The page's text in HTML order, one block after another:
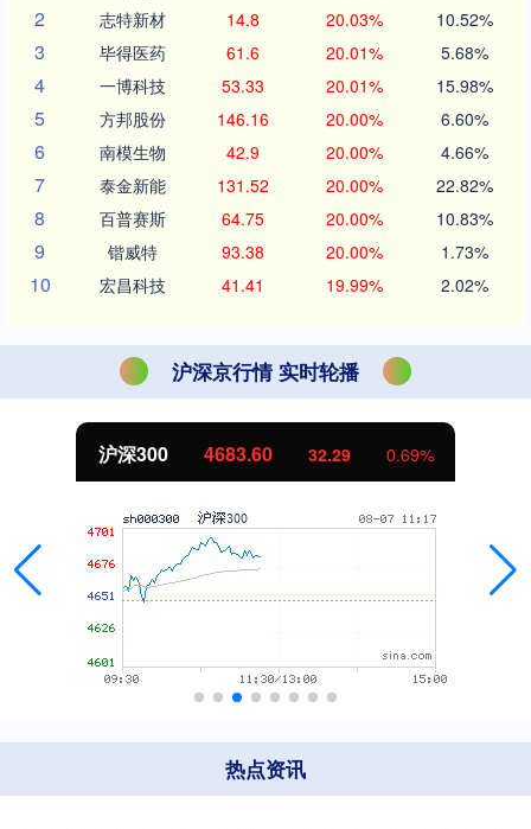
2 志特新材 14.8 20.03% 10.52%
3 毕得医药 61.6 20.01% 5.68%
4 一博科技 53.33 20.01% 15.98%
5 方邦股份 146.16 20.00% 6.60%
6 南模生物 42.9 20.00% 4.66%
7 泰金新能 131.52 20.00% 22.82%
8 百普赛斯 64.75 20.00% 10.83%
9 锴威特 93.38 20.00% 1.73%
10 宏昌科技 41.41 19.99% 2.02%
沪深京行情 实时轮播
北证50 1126.75 3.88
热点资讯